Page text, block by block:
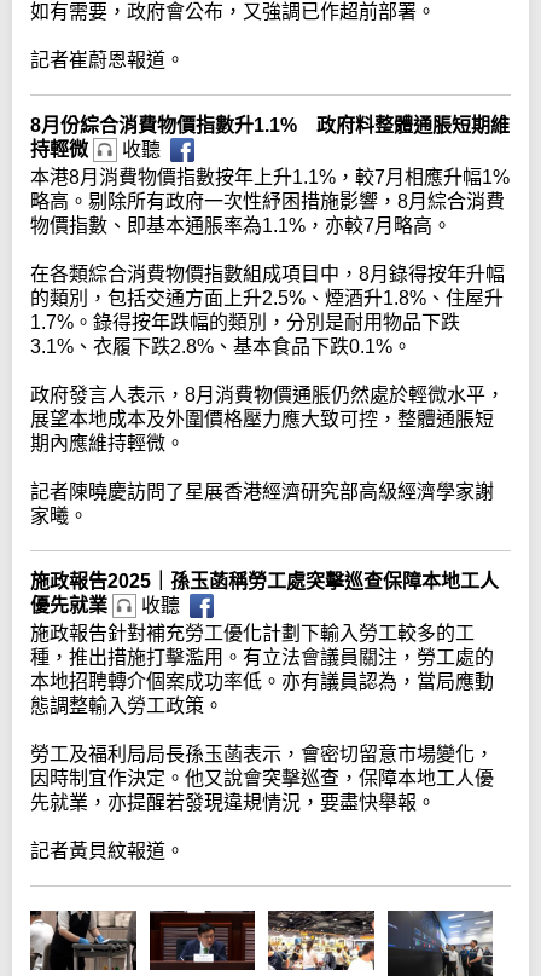
如有需要，政府會公布，又強調已作超前部署。
記者崔蔚恩報道。
8月份綜合消費物價指數升1.1% 政府料整體通脹短期維
持輕微
收聽
本港8月消費物價指數按年上升1.1%，較7月相應升幅1%
略高。剔除所有政府一次性紓困措施影響，8月綜合消費
物價指數、即基本通脹率為1.1%，亦較7月略高。
在各類綜合消費物價指數組成項目中，8月錄得按年升幅
的類別，包括交通方面上升2.5%、煙酒升1.8%、住屋升
1.7%。錄得按年跌幅的類別，分別是耐用物品下跌
3.1%、衣履下跌2.8%、基本食品下跌0.1%。
政府發言人表示，8月消費物價通脹仍然處於輕微水平，
展望本地成本及外圍價格壓力應大致可控，整體通脹短
期內應維持輕微。
記者陳曉慶訪問了星展香港經濟研究部高級經濟學家謝
家曦。
施政報告2025｜孫玉菡稱勞工處突擊巡查保障本地工人
優先就業
收聽
施政報告針對補充勞工優化計劃下輸入勞工較多的工
種，推出措施打擊濫用。有立法會議員關注，勞工處的
本地招聘轉介個案成功率低。亦有議員認為，當局應動
態調整輸入勞工政策。
勞工及福利局局長孫玉菡表示，會密切留意市場變化，
因時制宜作決定。他又說會突擊巡查，保障本地工人優
先就業，亦提醒若發現違規情況，要盡快舉報。
記者黃貝紋報道。